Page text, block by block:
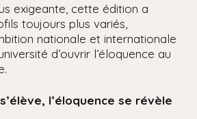
exigeante, cette édition a
toujours plus variés,
nationale et internationale
d’ouvrir l’éloquence au
l’éloquence se révèle